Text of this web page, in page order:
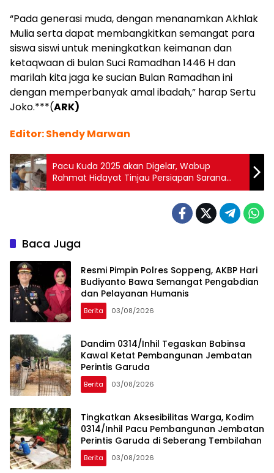
“Pada generasi muda, dengan menanamkan Akhlak
Mulia serta dapat membangkitkan semangat para
siswa siswi untuk meningkatkan keimanan dan
ketaqwaan di bulan Suci Ramadhan 1446 H dan
marilah kita jaga ke sucian Bulan Ramadhan ini
dengan memperbanyak amal ibadah,” harap Sertu
Joko.***(ARK)
Editor: Shendy Marwan
Pacu Kuda 2025 akan Digelar, Wabup
Rahmat Hidayat Tinjau Persiapan Sarana
Prasarana Stadion Duku Banyak
Baca Juga
Resmi Pimpin Polres Soppeng, AKBP Hari
Budiyanto Bawa Semangat Pengabdian
dan Pelayanan Humanis
Berita 03/08/2026
Dandim 0314/Inhil Tegaskan Babinsa
Kawal Ketat Pembangunan Jembatan
Perintis Garuda
Berita 03/08/2026
Tingkatkan Aksesibilitas Warga, Kodim
0314/Inhil Pacu Pembangunan Jembatan
Perintis Garuda di Seberang Tembilahan
Berita 03/08/2026